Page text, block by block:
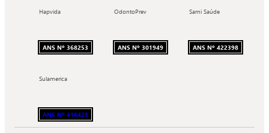
Hapvida
ANS Nº 368253
OdontoPrev
ANS Nº 301949
Sami Saúde
ANS Nº 422398
Sulamerica
ANS Nº 416428